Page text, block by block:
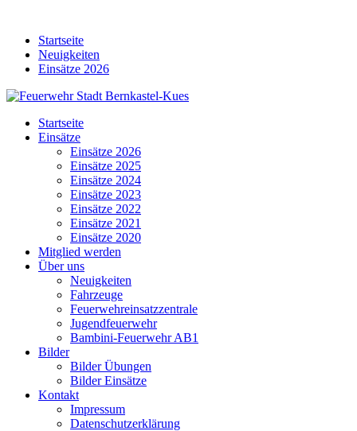
contentStartseite
Neuigkeiten
Einsätze 2026
Startseite
Einsätze
Einsätze 2026
Einsätze 2025
Einsätze 2024
Einsätze 2023
Einsätze 2022
Einsätze 2021
Einsätze 2020
Mitglied werden
Über uns
Neuigkeiten
Fahrzeuge
Feuerwehreinsatzzentrale
Jugendfeuerwehr
Bambini-Feuerwehr AB1
Bilder
Bilder Übungen
Bilder Einsätze
Kontakt
Impressum
Datenschutzerklärung